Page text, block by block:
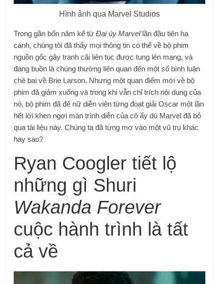
Hình ảnh qua Marvel Studios
Trong gần bốn năm kể từĐại úy Marvel lần đầu tiên hạ
cánh, chúng tôi đã thấy mọi thông tin có thể về bộ phim
nguồn gốc gây tranh cãi liên tục được tung lên mạng, và
đáng buồn là chúng thường liên quan đến một số bình luận
chê bai về Brie Larson. Nhưng một quan điểm mới về bộ
phim đã giảm xuống và trong khi vẫn chỉ trích nội dung của
nó, bộ phim đã để nữ diễn viên từng đoạt giải Oscar một lần
hết lời khen ngợi màn trình diễn của cô ấy dù Marvel đã bỏ
qua tài liệu này. Chúng ta đã từng mơ vào một vũ trụ khác
hay sao?
Ryan Coogler tiết lộ
những gì Shuri
Wakanda Forever
cuộc hành trình là tất
cả về